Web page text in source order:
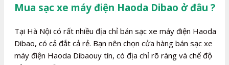
Mua sạc xe máy điện Haoda Dibao ở đâu ?
Tại Hà Nội có rất nhiều địa chỉ bán sạc xe máy điện Haoda
Dibao, có cả đắt cả rẻ. Bạn nên chọn cửa hàng bán sạc xe
máy điện Haoda Dibaouy tín, có địa chỉ rõ ràng và chế độ